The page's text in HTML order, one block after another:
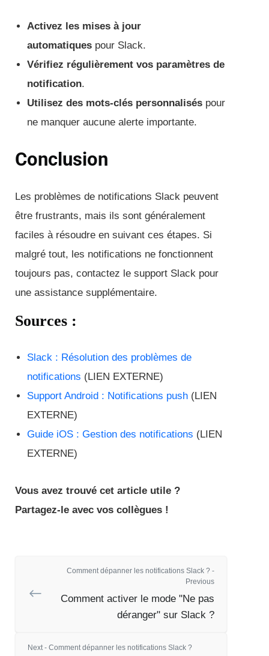
Activez les mises à jour
automatiques pour Slack.
Vérifiez régulièrement vos paramètres de
notification.
Utilisez des mots-clés personnalisés pour
ne manquer aucune alerte importante.
Conclusion
Les problèmes de notifications Slack peuvent
être frustrants, mais ils sont généralement
faciles à résoudre en suivant ces étapes. Si
malgré tout, les notifications ne fonctionnent
toujours pas, contactez le support Slack pour
une assistance supplémentaire.
Sources :
Slack : Résolution des problèmes de
notifications (LIEN EXTERNE)
Support Android : Notifications push (LIEN
EXTERNE)
Guide iOS : Gestion des notifications (LIEN
EXTERNE)
Vous avez trouvé cet article utile ?
Partagez-le avec vos collègues !
Comment dépanner les notifications Slack ? -
Previous
Comment activer le mode "Ne pas
déranger" sur Slack ?
Next - Comment dépanner les notifications Slack ?